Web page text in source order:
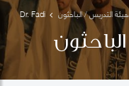
التدريس / الباحثون
Dr. Fadi
Salem